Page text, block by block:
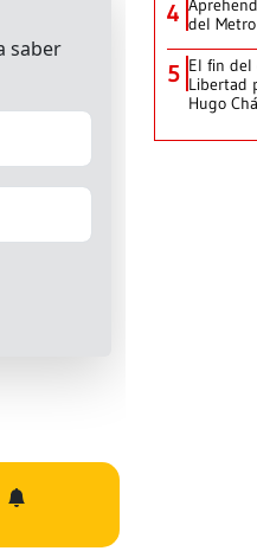
4 del
5 El fin del
Libertad
Hugo